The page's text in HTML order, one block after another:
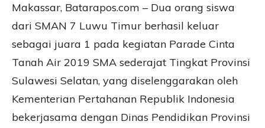
Makassar, Batarapos.com – Dua orang siswa
dari SMAN 7 Luwu Timur berhasil keluar
sebagai juara 1 pada kegiatan Parade Cinta
Tanah Air 2019 SMA sederajat Tingkat Provinsi
Sulawesi Selatan, yang diselenggarakan oleh
Kementerian Pertahanan Republik Indonesia
bekerjasama dengan Dinas Pendidikan Provinsi